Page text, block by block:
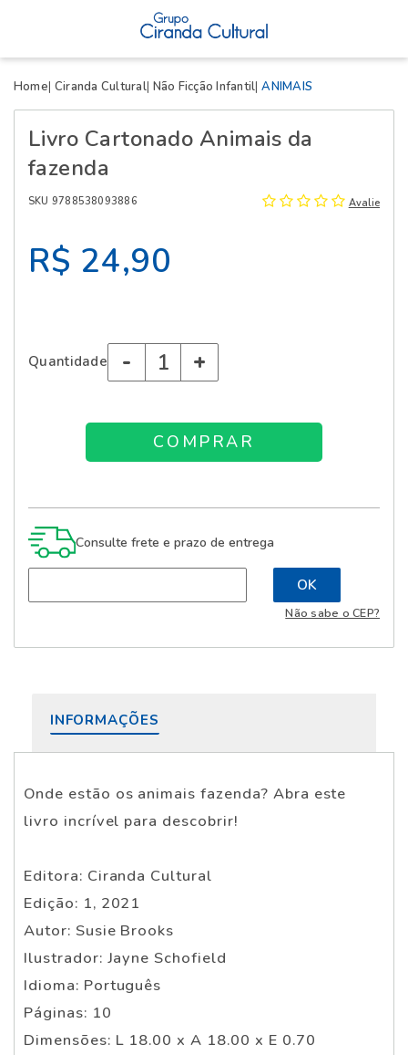
Home Ciranda Cultural Não Ficção Infantil ANIMAIS
Livro Cartonado Animais da
fazenda
SKU 9788538093886 Avalie
R$ 24,90
Quantidade - +
Consulte frete e prazo de entrega
Não sabe o CEP?
INFORMAÇÕES
Onde estão os animais fazenda? Abra este
livro incrível para descobrir!
Editora: Ciranda Cultural
Edição: 1, 2021
Autor: Susie Brooks
Ilustrador: Jayne Schofield
Idioma: Português
Páginas: 10
Dimensões: L 18.00 x A 18.00 x E 0.70